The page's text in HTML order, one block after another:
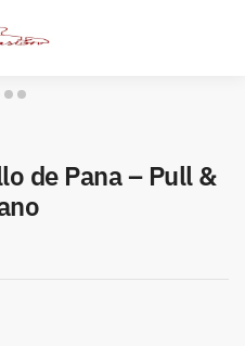
de Pana – Pull &